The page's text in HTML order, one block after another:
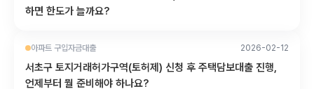
하면 한도가 늘까요?
아파트 구입자금대출 2026-02-12
서초구 토지거래허가구역(토허제) 신청 후 주택담보대출 진행,
언제부터 뭘 준비해야 하나요?